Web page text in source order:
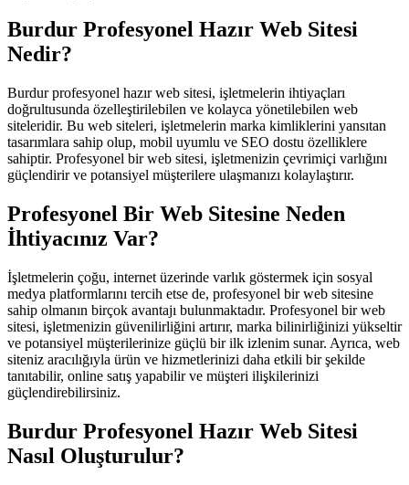
Burdur Profesyonel Hazır Web Sitesi
Nedir?
Burdur profesyonel hazır web sitesi, işletmelerin ihtiyaçları
doğrultusunda özelleştirilebilen ve kolayca yönetilebilen web
siteleridir. Bu web siteleri, işletmelerin marka kimliklerini yansıtan
tasarımlara sahip olup, mobil uyumlu ve SEO dostu özelliklere
sahiptir. Profesyonel bir web sitesi, işletmenizin çevrimiçi varlığını
güçlendirir ve potansiyel müşterilere ulaşmanızı kolaylaştırır.
Profesyonel Bir Web Sitesine Neden
İhtiyacınız Var?
İşletmelerin çoğu, internet üzerinde varlık göstermek için sosyal
medya platformlarını tercih etse de, profesyonel bir web sitesine
sahip olmanın birçok avantajı bulunmaktadır. Profesyonel bir web
sitesi, işletmenizin güvenilirliğini artırır, marka bilinirliğinizi yükseltir
ve potansiyel müşterilerinize güçlü bir ilk izlenim sunar. Ayrıca, web
siteniz aracılığıyla ürün ve hizmetlerinizi daha etkili bir şekilde
tanıtabilir, online satış yapabilir ve müşteri ilişkilerinizi
güçlendirebilirsiniz.
Burdur Profesyonel Hazır Web Sitesi
Nasıl Oluşturulur?